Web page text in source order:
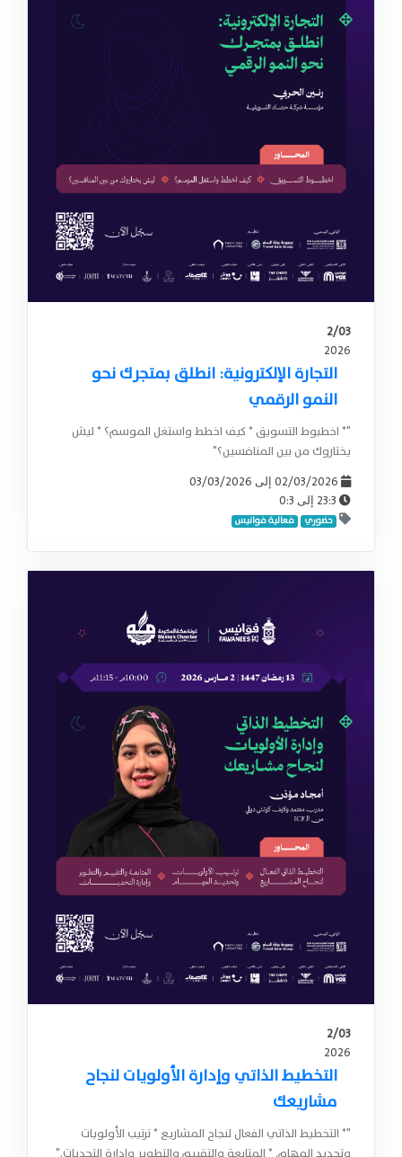
2/03
2026
التجارة الإلكترونية: انطلق بمتجرك نحو
النمو الرقمي
"* اخطبوط التسويق * كيف اخطط واستغل الموسم؟ * ليش
يختاروك من بين المنافسين؟"
02/03/2026
إلى 03/03/2026
23:3
إلى 0:3
حضوري فعالية فوانيس
2/03
2026
التخطيط الذاتي وإدارة الأولويات لنجاح
مشاريعك
"* التخطيط الذاتي الفعال لنجاح المشاريع * ترتيب الأولويات